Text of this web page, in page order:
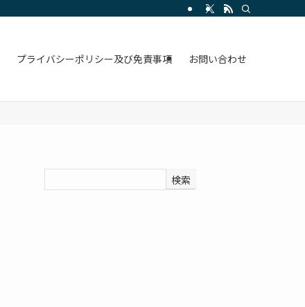
プライバシーポリシー及び免責事項 お問い合わせ
検索